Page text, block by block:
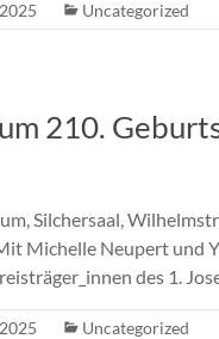
Uncategorized
210.
Silchersaal,
Michelle Neupert und
des 1.
Uncategorized